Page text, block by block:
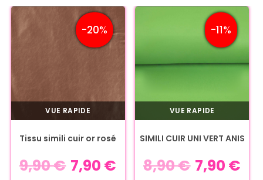
-20%
VUE RAPIDE
Tissu simili cuir or rosé
9,90€ 7,90 €
-11%
VUE RAPIDE
SIMILI CUIR UNI VERT ANIS
8,90€ 7,90 €